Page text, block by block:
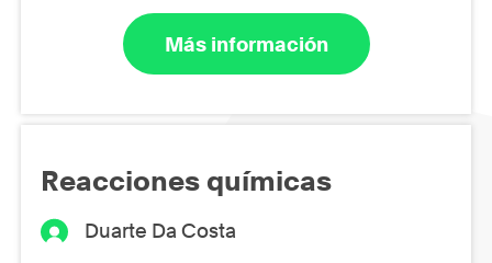
Más información
Reacciones químicas
Duarte Da Costa